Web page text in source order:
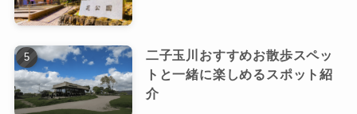
二子玉川おすすめお散歩スペッ
トと一緒に楽しめるスポット紹
介